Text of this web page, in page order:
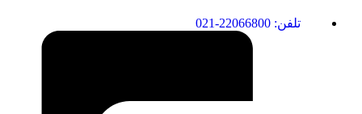
تلفن: 22066800-021